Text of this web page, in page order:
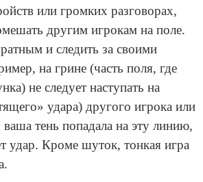
или громких разговорах,
другим игрокам на поле.
и следить за своими
на грине (часть поля, где
не следует наступать на
удара) другого игрока или
ваша тень попадала на эту линию,
удар. Кроме шуток, тонкая игра